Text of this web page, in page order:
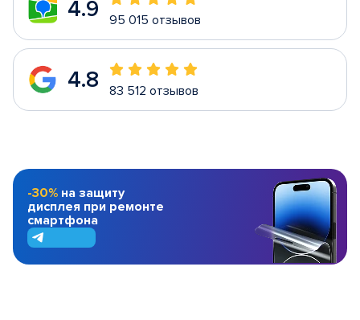
4.9 95 015 отзывов
4.8 83 512 отзывов
-30% на защиту
дисплея при ремонте
смартфона